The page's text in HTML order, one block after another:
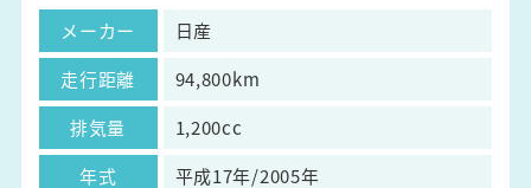
メーカー
日産
走行距離
94,800km
排気量
1,200cc
年式
平成17年/2005年